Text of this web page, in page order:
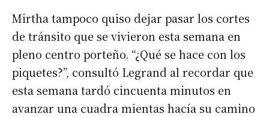
Mirtha tampoco quiso dejar pasar los cortes
de tránsito que se vivieron esta semana en
pleno centro porteño. “¿Qué se hace con los
piquetes?”, consultó Legrand al recordar que
esta semana tardó cincuenta minutos en
avanzar una cuadra mientas hacía su camino